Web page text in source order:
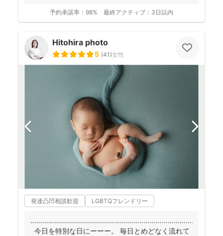
予約承諾率： 98% 最終アクティブ： 3日以内
Hitohira photo
5 (41)女性
発達凸凹相談歓迎 LGBTQフレンドリー
………………………………………………………………………………
今日を特別な日にーーー。 毎日とめどなく流れて